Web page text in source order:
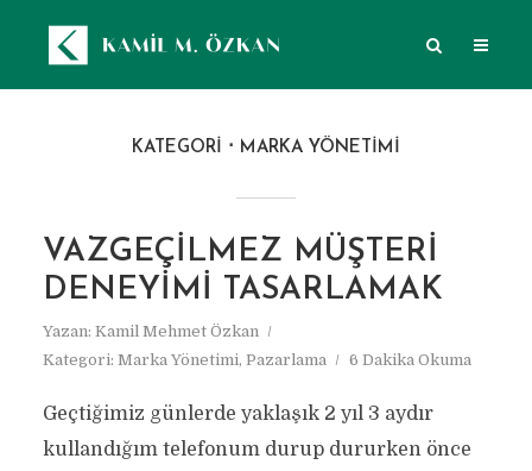
KATEGORI MARKA YÖNETIMI
VAZGEÇILMEZ MÜŞTERI
DENEYIMI TASARLAMAK
Yazan: Kamil Mehmet Özkan
Kategori: Marka Yönetimi, Pazarlama 6 Dakika Okuma
Geçtiğimiz günlerde yaklaşık 2 yıl 3 aydır
kullandığım telefonum durup dururken önce